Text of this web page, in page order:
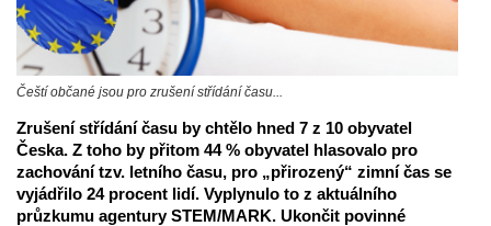
Čeští občané jsou pro zrušení střídání času...
Zrušení střídání času by chtělo hned 7 z 10 obyvatel
Česka. Z toho by přitom 44 % obyvatel hlasovalo pro
zachování tzv. letního času, pro „přirozený“ zimní čas se
vyjádřilo 24 procent lidí. Vyplynulo to z aktuálního
průzkumu agentury STEM/MARK. Ukončit povinné